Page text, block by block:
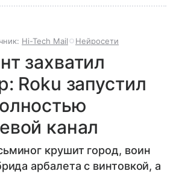
Hi-Tech Mail Нейросети
захватил
Roku запустил
канал
крушит город, воин
арбалета с винтовкой, а